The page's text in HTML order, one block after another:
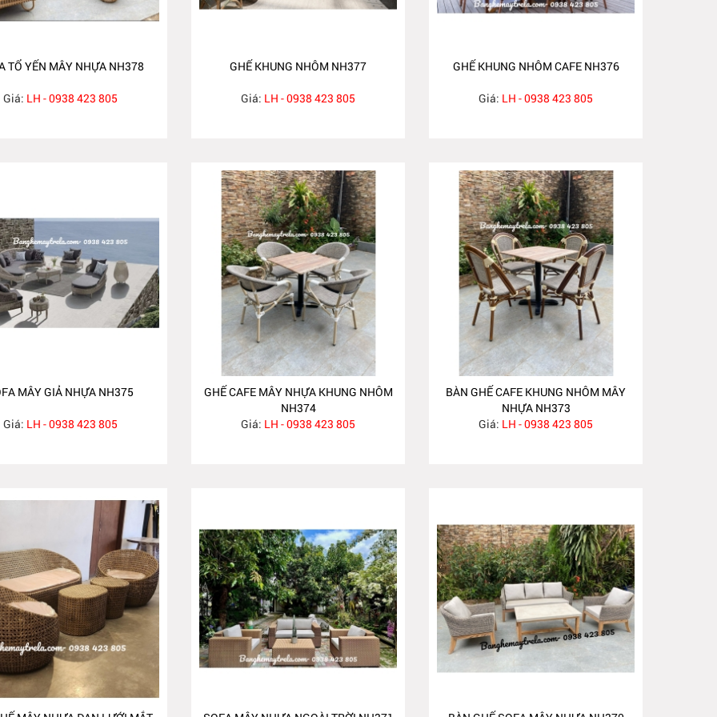
TỔ YẾN MÂY NHỰA NH378
Giá: LH - 0938 423 805
GHẾ KHUNG NHÔM NH377
Giá: LH - 0938 423 805
GHẾ KHUNG NHÔM CAFE NH376
Giá: LH - 0938 423 805
MÂY GIẢ NHỰA NH375
Giá: LH - 0938 423 805
GHẾ CAFE MÂY NHỰA KHUNG NHÔM
NH374
Giá: LH - 0938 423 805
BÀN GHẾ CAFE KHUNG NHÔM MÂY
NHỰA NH373
Giá: LH - 0938 423 805